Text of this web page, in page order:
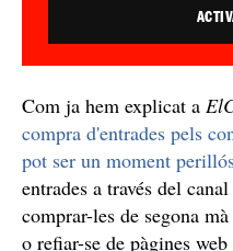
Com ja hem explicat a
compra d'entrades pels
pot ser un moment
entrades a través del
comprar-les de segona
o refiar-se de pàgines